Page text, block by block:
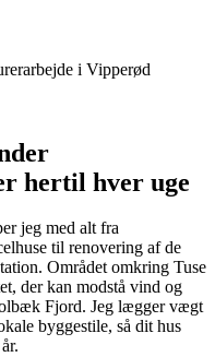
hertil hver uge
jeg med alt fra
til renovering af de
Området omkring Tuse
der kan modstå vind og
Fjord. Jeg lægger vægt
byggestile, så dit hus